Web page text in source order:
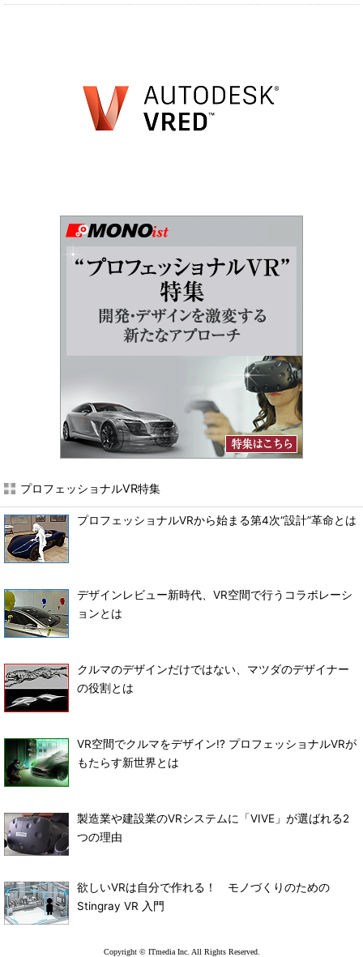
プロフェッショナルVR特集
プロフェッショナルVRから始まる第4次“設計”革命とは
デザインレビュー新時代、VR空間で行うコラボレーシ
ョンとは
クルマのデザインだけではない、マツダのデザイナー
の役割とは
VR空間でクルマをデザイン!? プロフェッショナルVRが
もたらす新世界とは
製造業や建設業のVRシステムに「VIVE」が選ばれる2
つの理由
欲しいVRは自分で作れる！ モノづくりのための
Stingray VR 入門
Copyright © ITmedia Inc. All Rights Reserved.